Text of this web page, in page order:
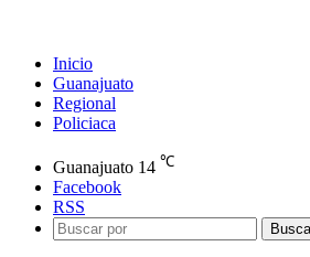
Inicio
Guanajuato
Regional
Policiaca
Guanajuato 14 ℃
Facebook
RSS